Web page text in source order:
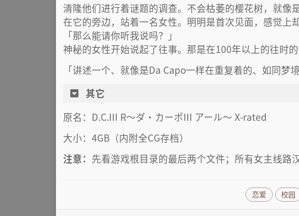
清隆他们进行着谜题的调查。不会枯萎的樱花树，就像
在它的旁边，站着一名女性。明明是首次见面，感觉上
「那么能请你听我说吗？」
神秘的女性开始说起了往事。那是在100年以上的往时
「讲述一个、就像是Da Capo一样在重复着的、如同梦
其它
原名：D.C.III R～ダ・カーポIII アール～ X-rated
大小：4GB（内附全CG存档）
注意： 先看游戏根目录的最后两个文件；所有女主线路
恋爱 校园